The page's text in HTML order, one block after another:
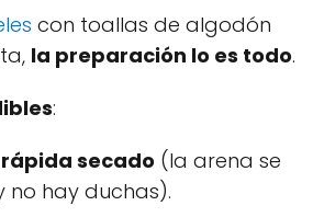
con toallas de algodón
la preparación lo es todo.
:
secado (la arena se
no hay duchas).